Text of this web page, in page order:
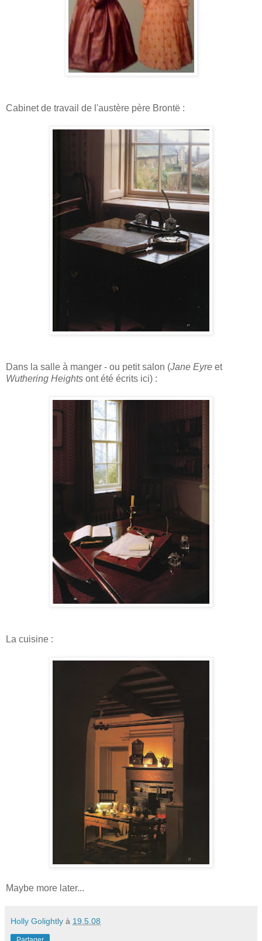
Cabinet de travail de l'austère père Brontë :
Dans la salle à manger - ou petit salon (Jane Eyre et
Wuthering Heights ont été écrits ici) :
La cuisine :
Maybe more later...
Holly Golightly à 19.5.08